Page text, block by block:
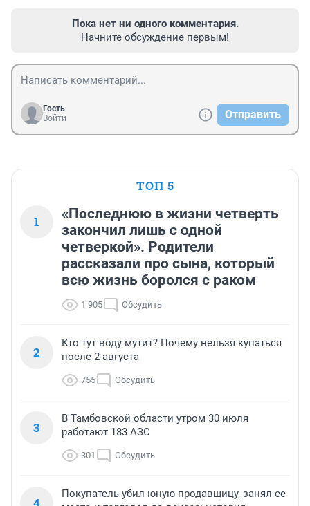
Пока нет ни одного комментария.
Начните обсуждение первым!
Гость
Войти
Отправить
ТОП 5
1
«Последнюю в жизни четверть
закончил лишь с одной
четверкой». Родители
рассказали про сына, который
всю жизнь боролся с раком
1 905 Обсудить
2
Кто тут воду мутит? Почему нельзя купаться
после 2 августа
755 Обсудить
3
В Тамбовской области утром 30 июля
работают 183 АЗС
301 Обсудить
Покупатель убил юную продавщицу, занял ее